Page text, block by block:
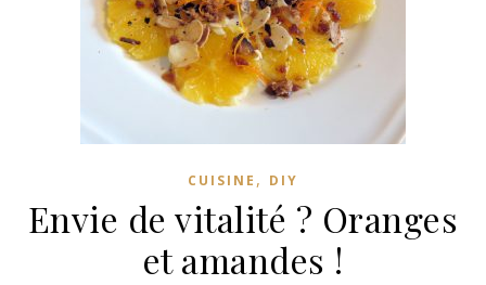
CUISINE , DIY
Envie de vitalité ? Oranges
et amandes !